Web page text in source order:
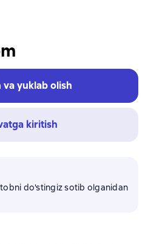
va yuklab olish
kiritish
do'stingiz sotib olganidan